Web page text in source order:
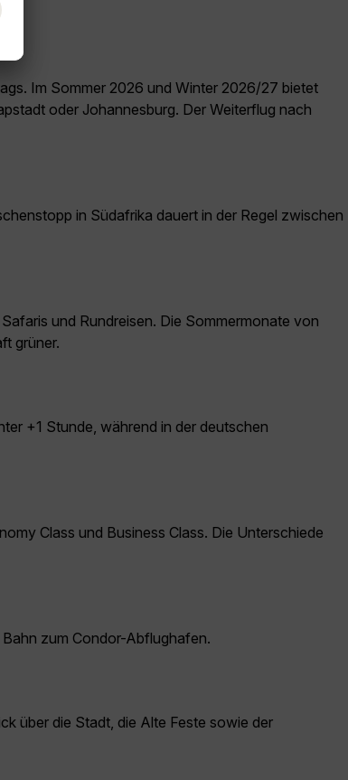
Im Sommer 2026 und Winter 2026/27 bietet
oder Johannesburg. Der Weiterflug nach
in Südafrika dauert in der Regel zwischen
und Rundreisen. Die Sommermonate von
grüner.
+1 Stunde, während in der deutschen
Class und Business Class. Die Unterschiede
zum Condor-Abflughafen.
über die Stadt, die Alte Feste sowie der